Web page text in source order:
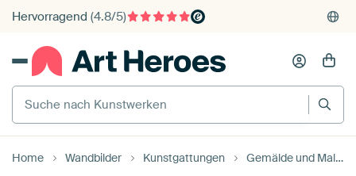
375'000+ Wände gefüllt
Kauf auf Rechnung
Individueller Druck auf Bestellung
Suche nach Kunstwerken
Home Wandbilder Kunstgattungen Gemälde und Malereien